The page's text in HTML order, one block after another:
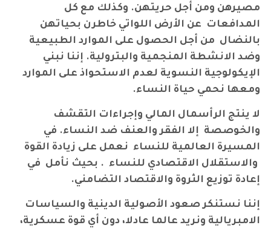
مصيرهن ومن أجل حريتهن. وكذلك مع كل
المدافعات عن الأرض اللواتي خاطرن بحياتهن
بالنضال من أجل الحصول على الموارد الطبيعية
وضد الانشطة المنجمية والبترولية. إننا نبني
الإيكولوجية النسوية لعدم الاستحواذ على الموارد
ومعها نحمي حياة النساء.
لا ينتج الرأسمال المالي وإجراءات التقشف
والخوصصة إلا الفقر والعنف ضد النساء. في
المسيرة العالمية للنساء نعمل على زيادة القوة
والاستقلال الاقتصادي للنساء . بحيث نأمل في
إعادة توزيع الثروة والاقتصاد التضامني.
إننا نستنكر صعود الأصولية الدينية والسياسات
الامبريالية ونريد عالما عادلا، دون أي قوة عسكرية،